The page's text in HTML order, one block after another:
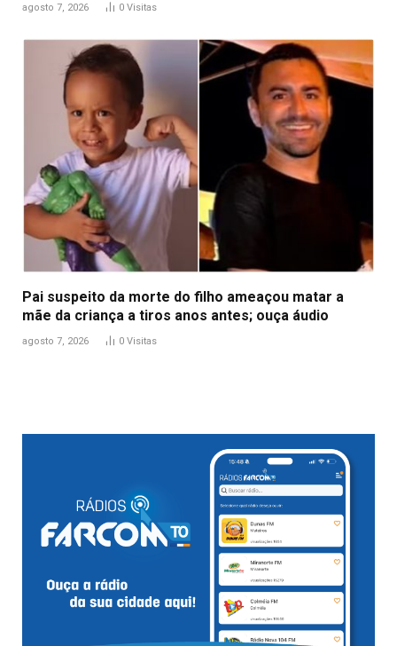
agosto 7, 2026 0 Visitas
Pai suspeito da morte do filho ameaçou matar a
mãe da criança a tiros anos antes; ouça áudio
agosto 7, 2026 0 Visitas